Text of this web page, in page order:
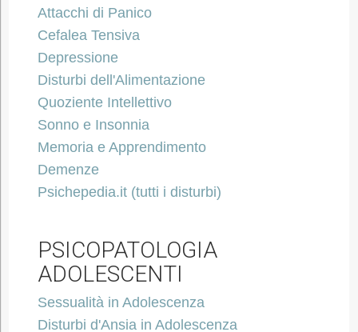
Attacchi di Panico
Cefalea Tensiva
Depressione
Disturbi dell'Alimentazione
Quoziente Intellettivo
Sonno e Insonnia
Memoria e Apprendimento
Demenze
Psichepedia.it (tutti i disturbi)
PSICOPATOLOGIA
ADOLESCENTI
Sessualità in Adolescenza
Disturbi d'Ansia in Adolescenza